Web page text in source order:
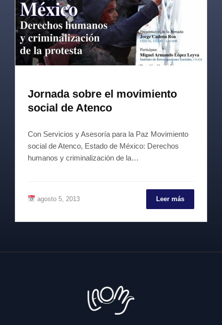
Jornada sobre el movimiento
social de Atenco
Con Servicios y Asesoría para la Paz Movimiento
social de Atenco, Estado de México: Derechos
humanos y criminalización de la…
agosto 5, 2013 Leer más